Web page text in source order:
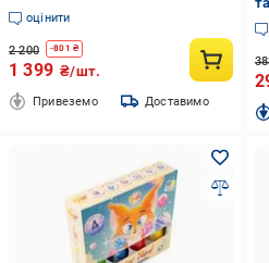
оцінити
2 200 -801 ₴
1 399 ₴/шт.
Привеземо Доставимо